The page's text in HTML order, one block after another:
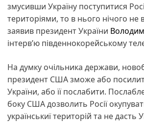
змусивши Україну поступитися
територіями, то в нього нічого не
заявив президент України
інтерв’ю південнокорейському
На думку очільника держави,
президент США зможе або
України, або її послабити.
боку США дозволить Росії
українськиї територій та не дасть